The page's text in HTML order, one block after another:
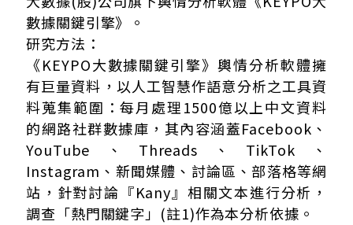
數據關鍵引擎》。
研究方法：
《KEYPO大數據關鍵引擎》輿情分析軟體擁
有巨量資料，以人工智慧作語意分析之工具資
料蒐集範圍：每月處理1500億以上中文資料
的網路社群數據庫，其內容涵蓋Facebook、
YouTube、Threads、TikTok、
Instagram、新聞媒體、討論區、部落格等網
站，針對討論『Kany』相關文本進行分析，
調查「熱門關鍵字」(註1)作為本分析依據。